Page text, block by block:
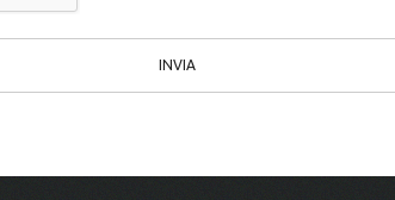
INVIA